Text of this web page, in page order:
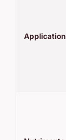
Application